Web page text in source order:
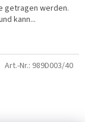
getragen werden.
kann...
Art.-Nr.: 989D003/40